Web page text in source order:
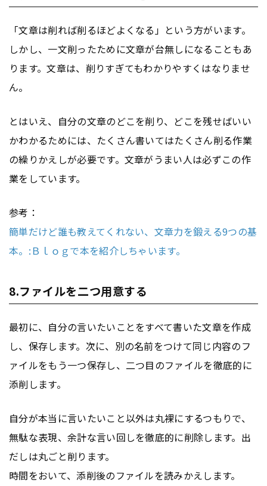
「文章は削れば削るほどよくなる」という方がいます。
しかし、一文削ったために文章が台無しになることもあ
ります。文章は、削りすぎてもわかりやすくはなりませ
ん。
とはいえ、自分の文章のどこを削り、どこを残せばいい
かわかるためには、たくさん書いてはたくさん削る作業
の繰りかえしが必要です。文章がうまい人は必ずこの作
業をしています。
参考：
簡単だけど誰も教えてくれない、文章力を鍛える9つの基
本。:Ｂｌｏｇで本を紹介しちゃいます。
8.ファイルを二つ用意する
最初に、自分の言いたいことをすべて書いた文章を作成
し、保存します。次に、別の名前をつけて同じ内容のフ
ァイルをもう一つ保存し、二つ目のファイルを徹底的に
添削します。
自分が本当に言いたいこと以外は丸裸にするつもりで、
無駄な表現、余計な言い回しを徹底的に削除します。出
だしは丸ごと削ります。
時間をおいて、添削後のファイルを読みかえします。